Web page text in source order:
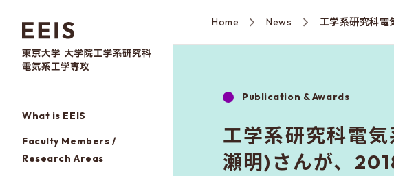
What is EEIS
Faculty Members /
Research Areas
Home News
工学系研究科電
瀬明)さんが、
Publication & Awards